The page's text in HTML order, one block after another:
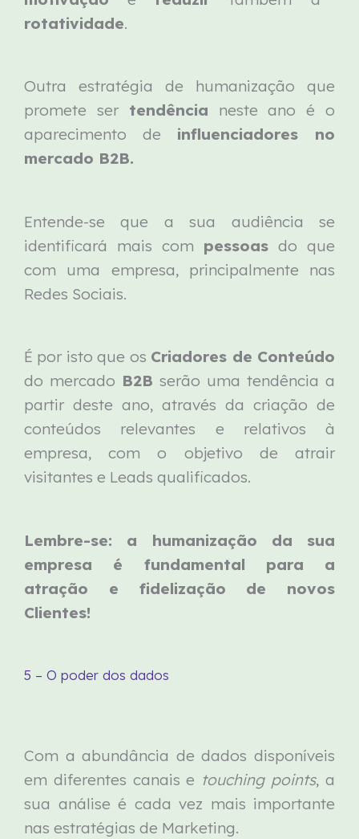
rotatividade.
Outra estratégia de humanização que
promete ser tendência neste ano é o
aparecimento de influenciadores no
mercado B2B.
Entende-se que a sua audiência se
identificará mais com pessoas do que
com uma empresa, principalmente nas
Redes Sociais.
É por isto que os Criadores de Conteúdo
do mercado B2B serão uma tendência a
partir deste ano, através da criação de
conteúdos relevantes e relativos à
empresa, com o objetivo de atrair
visitantes e Leads qualificados.
Lembre-se: a humanização da sua
empresa é fundamental para a
atração e fidelização de novos
Clientes!
5 – O poder dos dados
Com a abundância de dados disponíveis
em diferentes canais e touching points, a
sua análise é cada vez mais importante
nas estratégias de Marketing.